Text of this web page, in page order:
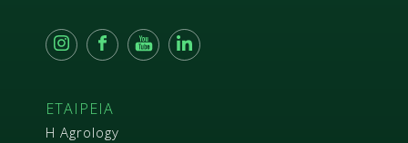
ΕΤΑΙΡΕΙΑ
Η Agrology